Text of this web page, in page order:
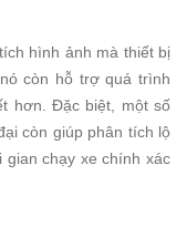
hình ảnh mà thiết bị
còn hỗ trợ quá trình
hơn.
Đặc biệt, một số
còn giúp phân tích lộ
gian chạy xe chính xác